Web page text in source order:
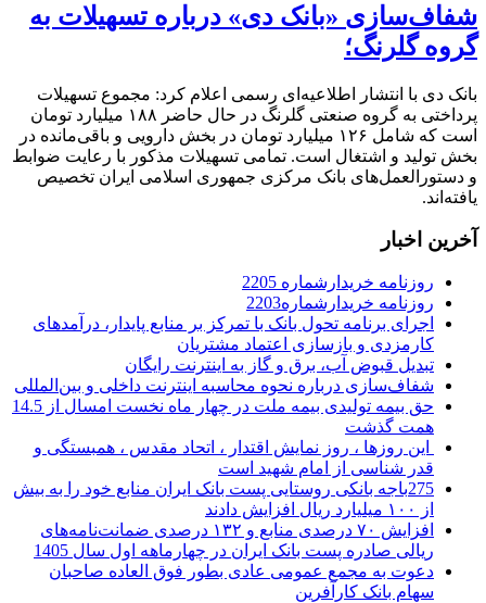
شفاف‌سازی «بانک دی» درباره تسهیلات به
گروه گلرنگ؛
بانک دی با انتشار اطلاعیه‌ای رسمی اعلام کرد: مجموع تسهیلات
پرداختی به گروه صنعتی گلرنگ در حال حاضر ۱۸۸ میلیارد تومان
است که شامل ۱۲۶ میلیارد تومان در بخش دارویی و باقی‌مانده در
بخش تولید و اشتغال است. تمامی تسهیلات مذکور با رعایت ضوابط
و دستورالعمل‌های بانک مرکزی جمهوری اسلامی ایران تخصیص
یافته‌اند.
آخرین اخبار
روزنامه خریدارشماره 2205
روزنامه خریدارشماره2203
اجرای برنامه تحول بانک با تمرکز بر منابع پایدار، درآمدهای
کارمزدی و بازسازی اعتماد مشتریان
تبدیل قبوض آب، برق و گاز به اینترنت رایگان
شفاف‌سازی درباره نحوه محاسبه اینترنت داخلی و بین‌المللی
حق بیمه تولیدی بیمه ملت در چهار ماه نخست امسال از 14.5
همت گذشت
این روزها ، روز نمایش اقتدار ، اتحاد مقدس ، همبستگی و
قدر شناسی از امام شهید است
275باجه بانکی روستایی پست بانک ایران منابع خود را به بیش
از ۱۰۰ میلیارد ریال افزایش دادند
افزایش ۷۰ درصدی منابع و ۱۳۲ درصدی ضمانت‌نامه‌های
ریالی صادره پست بانک ایران در چهارماهه اول سال 1405
دعوت به مجمع عمومی عادی بطور فوق العاده صاحبان
سهام بانک کارآفرین